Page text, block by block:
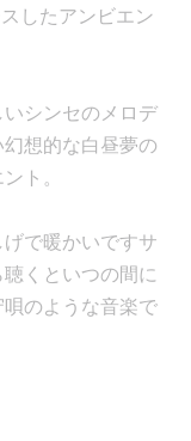
したアンビエン
シンセのメロデ
想的な白昼夢の
ト。
で暖かいですサ
くといつの間に
のような音楽で